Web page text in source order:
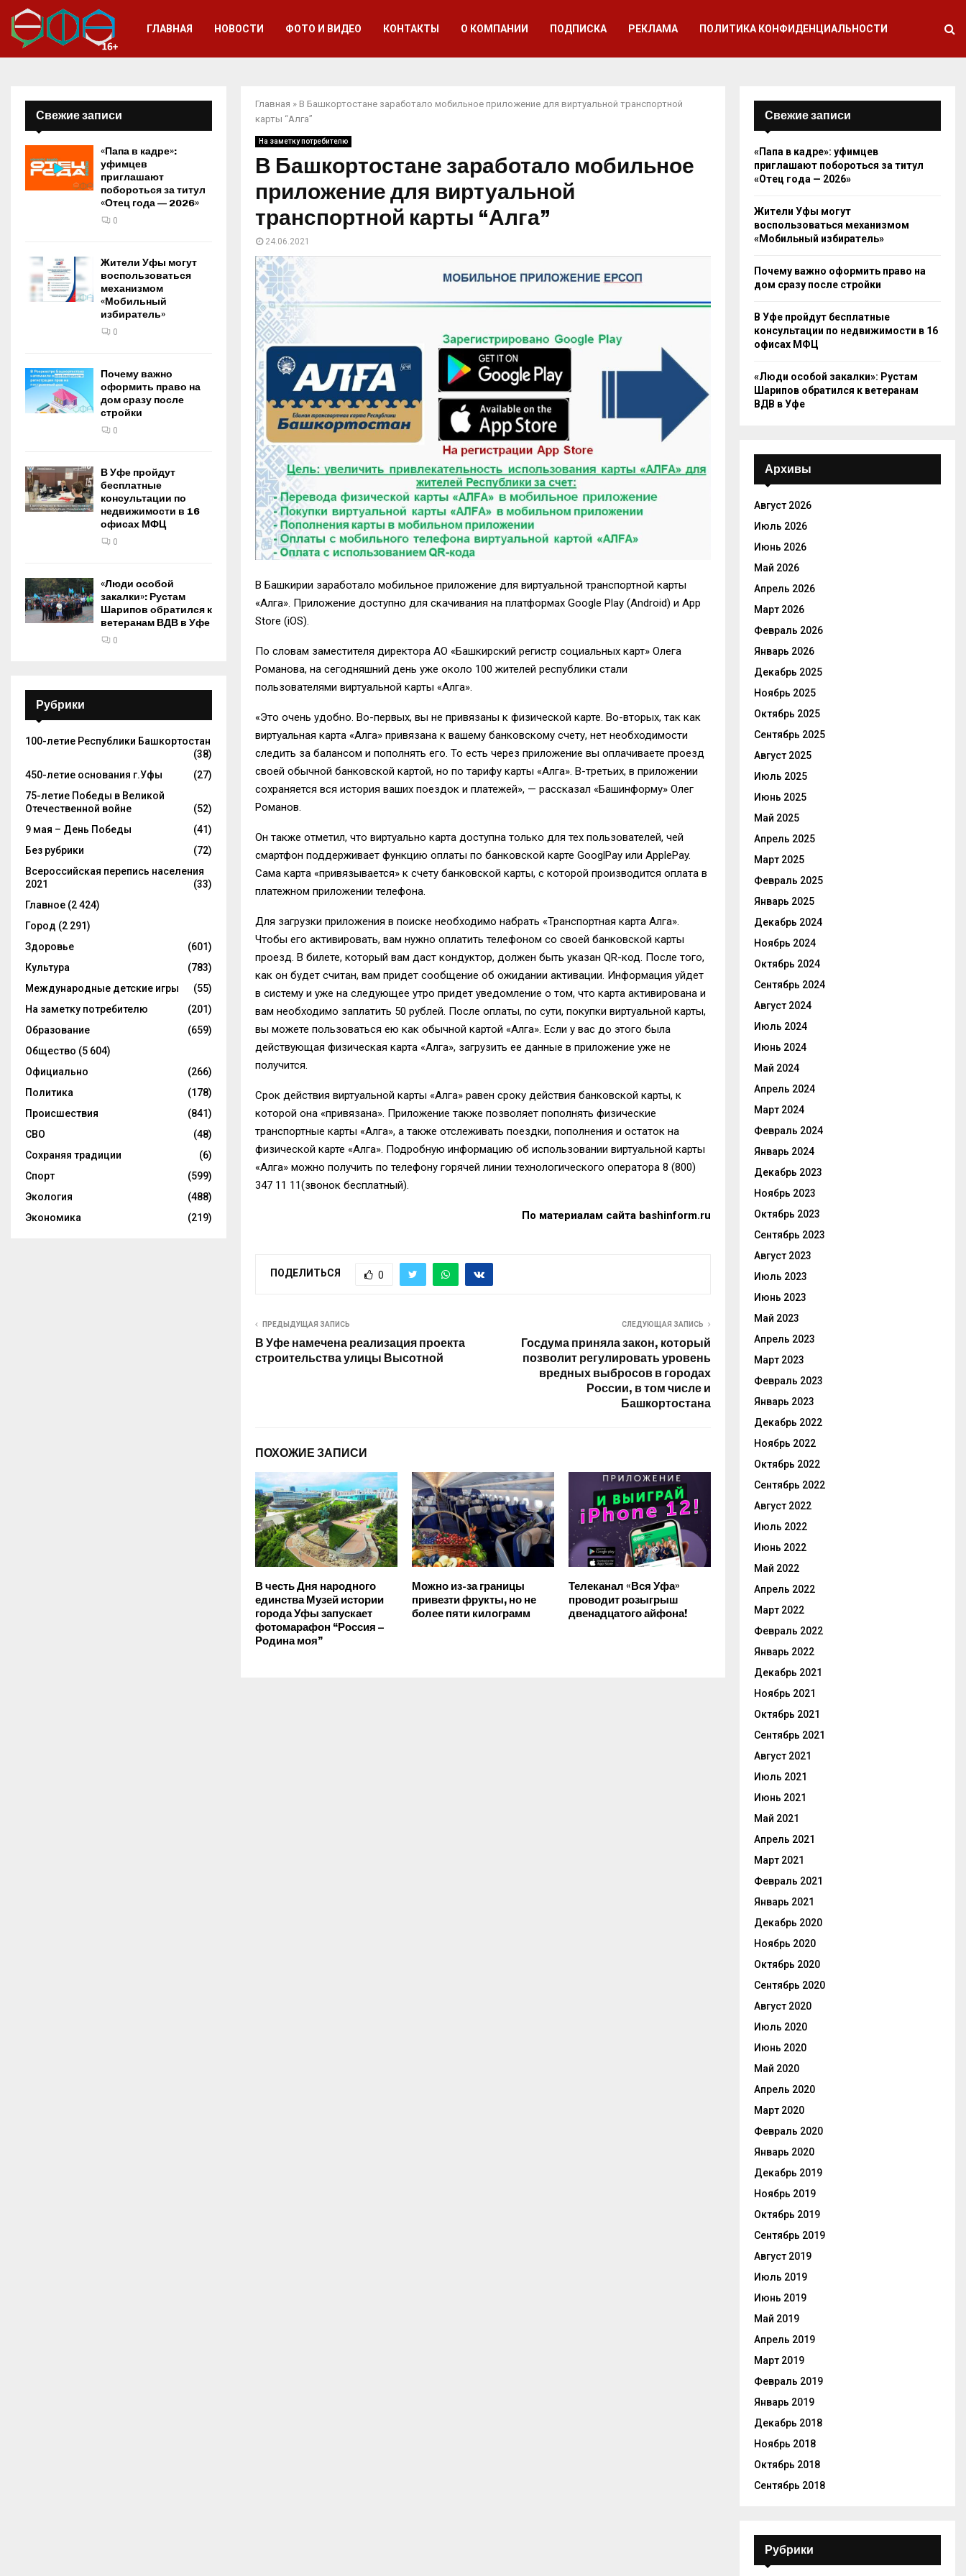
ГЛАВНАЯ НОВОСТИ ФОТО И ВИДЕО КОНТАКТЫ О КОМПАНИИ ПОДПИСКА РЕКЛАМА ПОЛИТИКА КОНФИДЕНЦИАЛЬНОСТИ
Главная » В Башкортостане заработало мобильное приложение для виртуальной транспортной
карты “Алга”
На заметку потребителю
В Башкортостане заработало мобильное
приложение для виртуальной
транспортной карты “Алга”
24.06.2021
В Башкирии заработало мобильное приложение для виртуальной транспортной карты
«Алга». Приложение доступно для скачивания на платформах Google Play (Android) и App
Store (iOS).
По словам заместителя директора АО «Башкирский регистр социальных карт» Олега
Романова, на сегодняшний день уже около 100 жителей республики стали
пользователями виртуальной карты «Алга».
«Это очень удобно. Во-первых, вы не привязаны к физической карте. Во-вторых, так как
виртуальная карта «Алга» привязана к вашему банковскому счету, нет необходимости
следить за балансом и пополнять его. То есть через приложение вы оплачиваете проезд
своей обычной банковской картой, но по тарифу карты «Алга». В-третьих, в приложении
сохраняется вся история ваших поездок и платежей», — рассказал «Башинформу» Олег
Романов.
Он также отметил, что виртуально карта доступна только для тех пользователей, чей
смартфон поддерживает функцию оплаты по банковской карте GooglPay или ApplePay.
Сама карта «привязывается» к счету банковской карты, с которой производится оплата в
платежном приложении телефона.
Для загрузки приложения в поиске необходимо набрать «Транспортная карта Алга».
Чтобы его активировать, вам нужно оплатить телефоном со своей банковской карты
проезд. В билете, который вам даст кондуктор, должен быть указан QR-код. После того,
как он будет считан, вам придет сообщение об ожидании активации. Информация уйдет
в систему и уже на следующее утро придет уведомление о том, что карта активирована и
вам необходимо заплатить 50 рублей. После оплаты, по сути, покупки виртуальной карты,
вы можете пользоваться ею как обычной картой «Алга». Если у вас до этого была
действующая физическая карта «Алга», загрузить ее данные в приложение уже не
получится.
Срок действия виртуальной карты «Алга» равен сроку действия банковской карты, к
которой она «привязана». Приложение также позволяет пополнять физические
транспортные карты «Алга», а также отслеживать поездки, пополнения и остаток на
физической карте «Алга». Подробную информацию об использовании виртуальной карты
«Алга» можно получить по телефону горячей линии технологического оператора 8 (800)
347 11 11(звонок бесплатный).
По материалам сайта bashinform.ru
ПОДЕЛИТЬСЯ 0
ПРЕДЫДУЩАЯ ЗАПИСЬ
В Уфе намечена реализация проекта
строительства улицы Высотной
СЛЕДУЮЩАЯ ЗАПИСЬ
Госдума приняла закон, который
позволит регулировать уровень
вредных выбросов в городах
России, в том числе и
Башкортостана
ПОХОЖИЕ ЗАПИСИ
В честь Дня народного
единства Музей истории
города Уфы запускает
фотомарафон “Россия –
Родина моя”
Можно из-за границы
привезти фрукты, но не
более пяти килограмм
Телеканал «Вся Уфа»
проводит розыгрыш
двенадцатого айфона!
Свежие записи
«Папа в кадре»:
уфимцев
приглашают
побороться за титул
«Отец года — 2026»
0
Жители Уфы могут
воспользоваться
механизмом
«Мобильный
избиратель»
0
Почему важно
оформить право на
дом сразу после
стройки
0
В Уфе пройдут
бесплатные
консультации по
недвижимости в 16
офисах МФЦ
0
«Люди особой
закалки»: Рустам
Шарипов обратился к
ветеранам ВДВ в Уфе
0
Рубрики
100-летие Республики Башкортостан
(38)
450-летие основания г.Уфы
(27)
75-летие Победы в Великой
Отечественной войне
(52)
9 мая – День Победы
(41)
Без рубрики
(72)
Всероссийская перепись населения
2021
(33)
Главное (2 424)
Город (2 291)
Здоровье
(601)
Культура
(783)
Международные детские игры
(55)
На заметку потребителю
(201)
Образование
(659)
Общество (5 604)
Официально
(266)
Политика
(178)
Происшествия
(841)
СВО
(48)
Сохраняя традиции
(6)
Спорт
(599)
Экология
(488)
Экономика
(219)
Свежие записи
«Папа в кадре»: уфимцев
приглашают побороться за титул
«Отец года — 2026»
Жители Уфы могут
воспользоваться механизмом
«Мобильный избиратель»
Почему важно оформить право на
дом сразу после стройки
В Уфе пройдут бесплатные
консультации по недвижимости в 16
офисах МФЦ
«Люди особой закалки»: Рустам
Шарипов обратился к ветеранам
ВДВ в Уфе
Архивы
Август 2026
Июль 2026
Июнь 2026
Май 2026
Апрель 2026
Март 2026
Февраль 2026
Январь 2026
Декабрь 2025
Ноябрь 2025
Октябрь 2025
Сентябрь 2025
Август 2025
Июль 2025
Июнь 2025
Май 2025
Апрель 2025
Март 2025
Февраль 2025
Январь 2025
Декабрь 2024
Ноябрь 2024
Октябрь 2024
Сентябрь 2024
Август 2024
Июль 2024
Июнь 2024
Май 2024
Апрель 2024
Март 2024
Февраль 2024
Январь 2024
Декабрь 2023
Ноябрь 2023
Октябрь 2023
Сентябрь 2023
Август 2023
Июль 2023
Июнь 2023
Май 2023
Апрель 2023
Март 2023
Февраль 2023
Январь 2023
Декабрь 2022
Ноябрь 2022
Октябрь 2022
Сентябрь 2022
Август 2022
Июль 2022
Июнь 2022
Май 2022
Апрель 2022
Март 2022
Февраль 2022
Январь 2022
Декабрь 2021
Ноябрь 2021
Октябрь 2021
Сентябрь 2021
Август 2021
Июль 2021
Июнь 2021
Май 2021
Апрель 2021
Март 2021
Февраль 2021
Январь 2021
Декабрь 2020
Ноябрь 2020
Октябрь 2020
Сентябрь 2020
Август 2020
Июль 2020
Июнь 2020
Май 2020
Апрель 2020
Март 2020
Февраль 2020
Январь 2020
Декабрь 2019
Ноябрь 2019
Октябрь 2019
Сентябрь 2019
Август 2019
Июль 2019
Июнь 2019
Май 2019
Апрель 2019
Март 2019
Февраль 2019
Январь 2019
Декабрь 2018
Ноябрь 2018
Октябрь 2018
Сентябрь 2018
Рубрики